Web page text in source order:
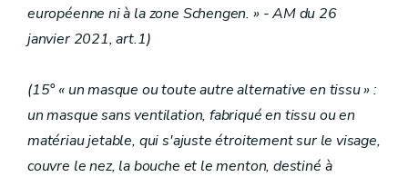
européenne ni à la zone Schengen. » - AM du 26
janvier 2021, art.1)
(15° « un masque ou toute autre alternative en tissu » :
un masque sans ventilation, fabriqué en tissu ou en
matériau jetable, qui s'ajuste étroitement sur le visage,
couvre le nez, la bouche et le menton, destiné à